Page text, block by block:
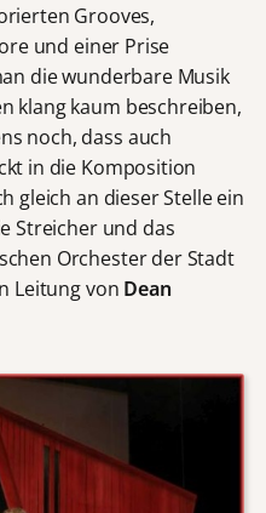
Grooves,
und einer Prise
die wunderbare Musik
klang kaum beschreiben,
noch, dass auch
in die Komposition
gleich an dieser Stelle ein
Streicher und das
Orchester der Stadt
Leitung von Dean